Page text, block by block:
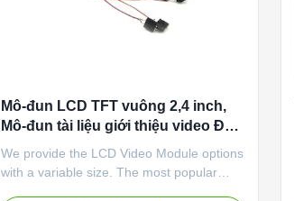
Mô-đun LCD TFT vuông 2,4 inch,
Mô-đun tài liệu giới thiệu video Độ
phân giải 240X320
We provide the LCD Video Module options
with a variable size. The most popular